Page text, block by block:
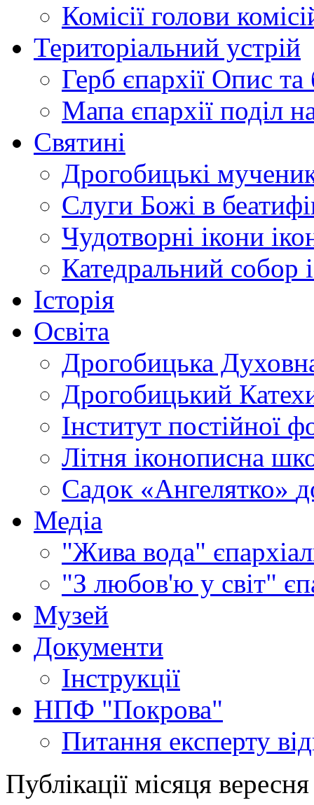
Комісії голови
Територіальний устрій
Герб єпархії Опис та
Мапа єпархії поділ
Святині
Дрогобицькі
Слуги Божі в
Чудотворні ікони
Катедральний собор
Історія
Освіта
Дрогобицька
Дрогобицький
Інститут постійної
Літня іконописна
Садок «Ангелятко»
Медіа
"Жива вода"
"З любов'ю у світ"
Музей
Документи
Інструкції
НПФ "Покрова"
Питання експерту
Публікації місяця